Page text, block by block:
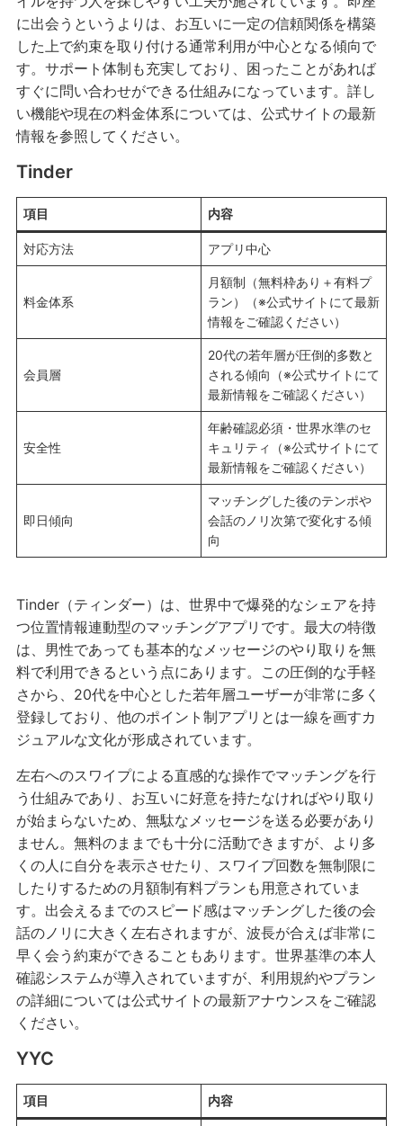
に出会うというよりは、お互いに一定の信頼関係を構築
した上で約束を取り付ける通常利用が中心となる傾向で
す。サポート体制も充実しており、困ったことがあれば
すぐに問い合わせができる仕組みになっています。詳し
い機能や現在の料金体系については、公式サイトの最新
情報を参照してください。
Tinder
項目 内容
対応方法 アプリ中心
料金体系
月額制（無料枠あり＋有料プ
ラン）（※公式サイトにて最新
情報をご確認ください）
会員層
20代の若年層が圧倒的多数と
される傾向（※公式サイトにて
最新情報をご確認ください）
安全性
年齢確認必須・世界水準のセ
キュリティ（※公式サイトにて
最新情報をご確認ください）
即日傾向
マッチングした後のテンポや
会話のノリ次第で変化する傾
向
Tinder（ティンダー）は、世界中で爆発的なシェアを持
つ位置情報連動型のマッチングアプリです。最大の特徴
は、男性であっても基本的なメッセージのやり取りを無
料で利用できるという点にあります。この圧倒的な手軽
さから、20代を中心とした若年層ユーザーが非常に多く
登録しており、他のポイント制アプリとは一線を画すカ
ジュアルな文化が形成されています。
左右へのスワイプによる直感的な操作でマッチングを行
う仕組みであり、お互いに好意を持たなければやり取り
が始まらないため、無駄なメッセージを送る必要があり
ません。無料のままでも十分に活動できますが、より多
くの人に自分を表示させたり、スワイプ回数を無制限に
したりするための月額制有料プランも用意されていま
す。出会えるまでのスピード感はマッチングした後の会
話のノリに大きく左右されますが、波長が合えば非常に
早く会う約束ができることもあります。世界基準の本人
確認システムが導入されていますが、利用規約やプラン
の詳細については公式サイトの最新アナウンスをご確認
ください。
YYC
項目 内容